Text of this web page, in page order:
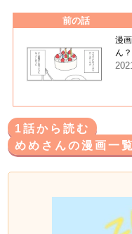
前の話
漫
ん
1話から読む
めめさんの漫画一